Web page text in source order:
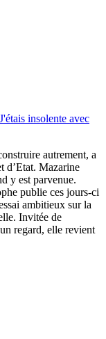
insolente avec
autrement, a
d’Etat. Mazarine
y est parvenue.
publie ces jours-ci
ambitieux sur la
Invitée de
regard, elle revient